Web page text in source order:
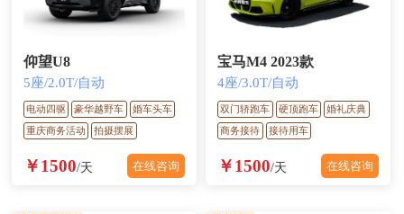
仰望U8
5座/2.0T/自动
电动四驱 豪华越野车
婚车头车
重庆商务活动
拍摄摆展
￥1500/天 在线咨询
宝马M4 2023款
4座/3.0T/自动
双门轿跑车 硬顶跑车
婚礼庆典
商务接待
接待用车
￥1500/天 在线咨询